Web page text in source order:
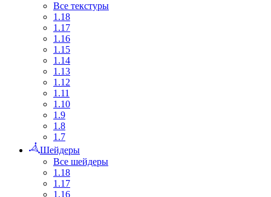
Все текстуры
1.18
1.17
1.16
1.15
1.14
1.13
1.12
1.11
1.10
1.9
1.8
1.7
Шейдеры
Все шейдеры
1.18
1.17
1.16